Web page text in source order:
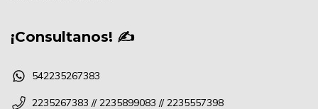
¡Consultanos! ✍
542235267383
2235267383 // 2235899083 // 2235557398